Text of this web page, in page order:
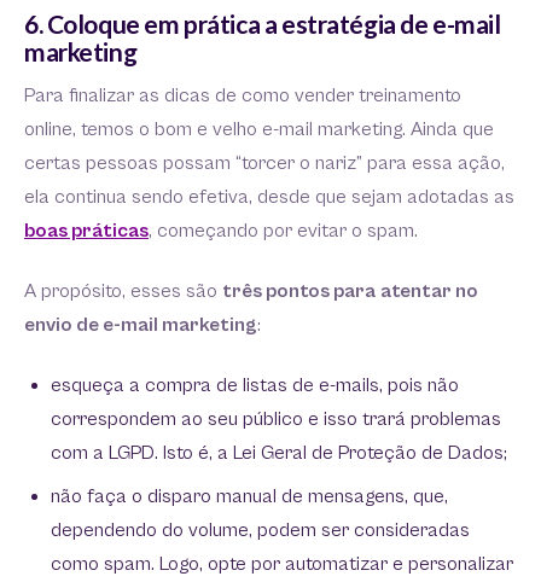
6. Coloque em prática a estratégia de e-mail
marketing
Para finalizar as dicas de como vender treinamento
online, temos o bom e velho e-mail marketing. Ainda que
certas pessoas possam “torcer o nariz” para essa ação,
ela continua sendo efetiva, desde que sejam adotadas as
boas práticas, começando por evitar o spam.
A propósito, esses são três pontos para atentar no
envio de e-mail marketing:
esqueça a compra de listas de e-mails, pois não
correspondem ao seu público e isso trará problemas
com a LGPD. Isto é, a Lei Geral de Proteção de Dados;
não faça o disparo manual de mensagens, que,
dependendo do volume, podem ser consideradas
como spam. Logo, opte por automatizar e personalizar